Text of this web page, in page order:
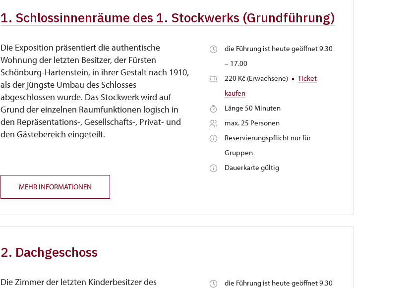
1. Schlossinnenräume des 1. Stockwerks (Grundführung)
Die Exposition präsentiert die authentische
Wohnung der letzten Besitzer, der Fürsten
Schönburg-Hartenstein, in ihrer Gestalt nach 1910,
als der jüngste Umbau des Schlosses
abgeschlossen wurde. Das Stockwerk wird auf
Grund der einzelnen Raumfunktionen logisch in
den Repräsentations-, Gesellschafts-, Privat- und
den Gästebereich eingeteilt.
die Führung ist heute geöffnet 9.30
– 17.00
220 Kč (Erwachsene)
Ticket
kaufen
Länge 50 Minuten
max. 25 Personen
Reservierungspflicht nur für
Gruppen
Dauerkarte gültig
MEHR INFORMATIONEN
2. Dachgeschoss
Die Zimmer der letzten Kinderbesitzer des
die Führung ist heute geöffnet 9.30